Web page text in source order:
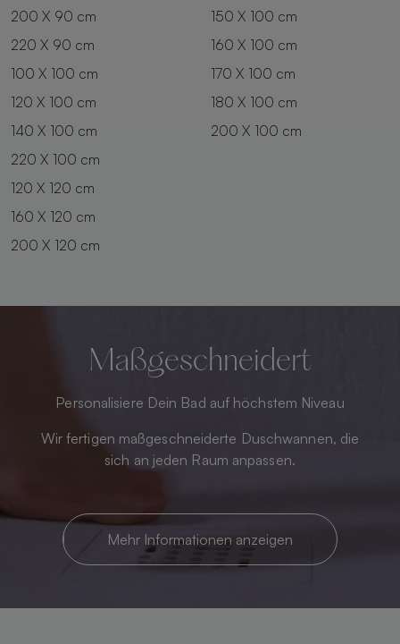
200 X 90 cm
220 X 90 cm
100 X 100 cm
120 X 100 cm
140 X 100 cm
150 X 100 cm
160 X 100 cm
170 X 100 cm
180 X 100 cm
200 X 100 cm
220 X 100 cm
120 X 120 cm
160 X 120 cm
200 X 120 cm
Maßgeschneidert
Personalisiere Dein Bad auf höchstem Niveau
Wir fertigen maßgeschneiderte Duschwannen, die
sich an jeden Raum anpassen.
Mehr Informationen anzeigen